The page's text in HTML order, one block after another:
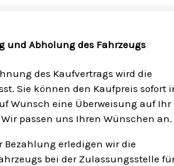
und Abholung des Fahrzeugs
des Kaufvertrags wird die
Sie können den Kaufpreis sofort
Wunsch eine Überweisung auf Ihr
passen uns Ihren Wünschen an.
Bezahlung erledigen wir die
bei der Zulassungsstelle